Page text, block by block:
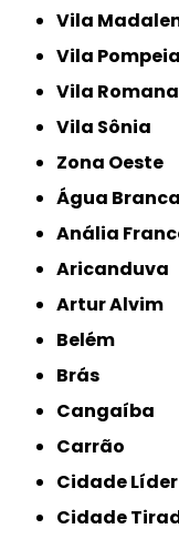
Vila
Vila Pompeia
Vila Romana
Vila Sônia
Zona Oeste
Água Branca
Anália
Aricanduva
Artur Alvim
Belém
Brás
Cangaíba
Carrão
Cidade Líder
Cidade